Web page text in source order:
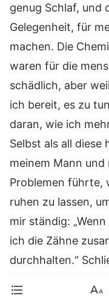
genug Schlaf, und
Gelegenheit, für
machen. Die
waren für die
schädlich, aber
ich bereit, es zu
daran, wie ich
Selbst als all diese
meinem Mann
Problemen führte,
ruhen zu lassen,
mir ständig:
ich die Zähne
durchhalten.“
gewannen die